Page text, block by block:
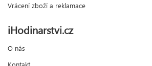
Vrácení zboží a reklamace
iHodinarstvi.cz
O nás
Kontakt